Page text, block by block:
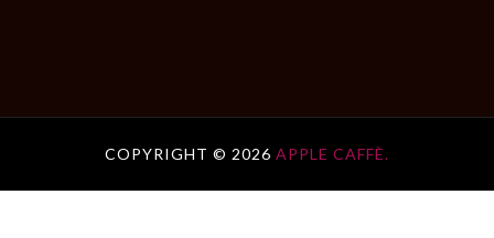
COPYRIGHT © 2026 APPLE CAFFÈ.